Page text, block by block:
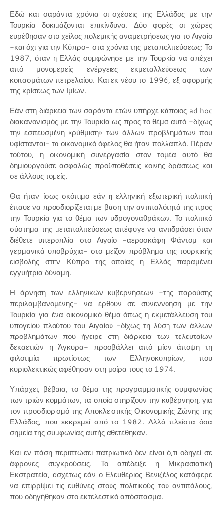
Εδώ και σαράντα χρόνια οι σχέσεις της Ελλάδος με την
Τουρκία δοκιμάζονται επικίνδυνα. Δύο φορές οι χώρες
ευρέθησαν στο χείλος πολεμικής αναμετρήσεως για το Αιγαίο
-και όχι για την Κύπρο- στα χρόνια της μεταπολιτεύσεως: Το
1987, όταν η Ελλάς συμφώνησε με την Τουρκία να απέχει
από μονομερείς ενέργειες εκμεταλλεύσεως των
κοιτασμάτων πετρελαίου. Και εκ νέου το 1996, εξ αφορμής
της κρίσεως των Ιμίων.
Εάν στη διάρκεια των σαράντα ετών υπήρχε κάποιος ad hoc
διακανονισμός με την Τουρκία ως προς το θέμα αυτό -δίχως
την εσπευσμένη «ρύθμιση» των άλλων προβλημάτων που
υφίστανται- το οικονομικό όφελος θα ήταν πολλαπλό. Πέραν
τούτου, η οικονομική συνεργασία στον τομέα αυτό θα
δημιουργούσε ασφαλώς προϋποθέσεις κοινής δράσεως και
σε άλλους τομείς.
Θα ήταν ίσως σκόπιμο εάν η ελληνική εξωτερική πολιτική
έπαυε να προσδιορίζεται με βάση την αντιπαλότητά της προς
την Τουρκία για το θέμα των υδρογοναθράκων. Το πολιτικό
σύστημα της μεταπολιτεύσεως απέφυγε να αντιδράσει όταν
διέθετε υπεροπλία στο Αιγαίο -αεροσκάφη Φάντομ και
γερμανικά υποβρύχια- στο μείζον πρόβλημα της τουρκικής
εισβολής στην Κύπρο της οποίας η Ελλάς παραμένει
εγγυήτρια δύναμη.
Η άρνηση των ελληνικών κυβερνήσεων -της παρούσης
περιλαμβανομένης- να έρθουν σε συνεννόηση με την
Τουρκία για ένα οικονομικό θέμα όπως η εκμετάλλευση του
υπογείου πλούτου του Αιγαίου -δίχως τη λύση των άλλων
προβλημάτων που ήγειρε στη διάρκεια των τελευταίων
δεκαετιών η Άγκυρα- προσβάλλει από μίαν άποψη τη
φιλοτιμία πρωτίστως των Ελληνοκυπρίων, που
κυριολεκτικώς αφέθησαν στη μοίρα τους το 1974.
Υπάρχει, βέβαια, το θέμα της προγραμματικής συμφωνίας
των τριών κομμάτων, τα οποία στηρίζουν την κυβέρνηση, για
τον προσδιορισμό της Αποκλειστικής Οικονομικής Ζώνης της
Ελλάδος, που εκκρεμεί από το 1982. Αλλά πλείστα όσα
σημεία της συμφωνίας αυτής αθετέθηκαν.
Και εν πάση περιπτώσει πατριωτικό δεν είναι ό,τι οδηγεί σε
άφρονες συγκρούσεις. Το απέδειξε η Μικρασιατική
Εκστρατεία, ασχέτως εάν ο Ελευθέριος Βενιζέλος κατάφερε
να επιρρίψει τις ευθύνες στους πολιτικούς του αντιπάλους,
που οδηγήθηκαν στο εκτελεστικό απόσπασμα.